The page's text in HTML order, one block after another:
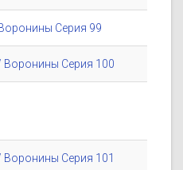
Серия 99
Воронины Серия 100
Серия 101